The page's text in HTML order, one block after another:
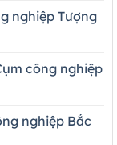
nghiệp Tượng
công nghiệp
nghiệp Bắc